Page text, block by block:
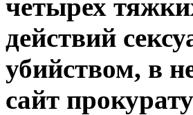
четырех
действий
убийством, в
сайт